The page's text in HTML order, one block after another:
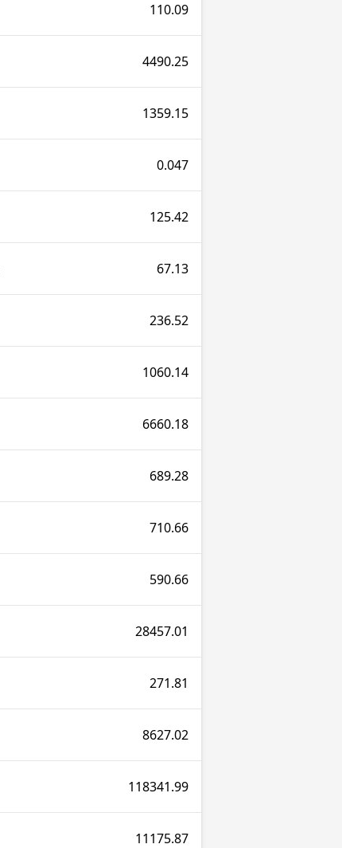
110.09
4490.25
1359.15
0.047
125.42
67.13
236.52
1060.14
6660.18
689.28
710.66
590.66
28457.01
271.81
8627.02
118341.99
11175.87